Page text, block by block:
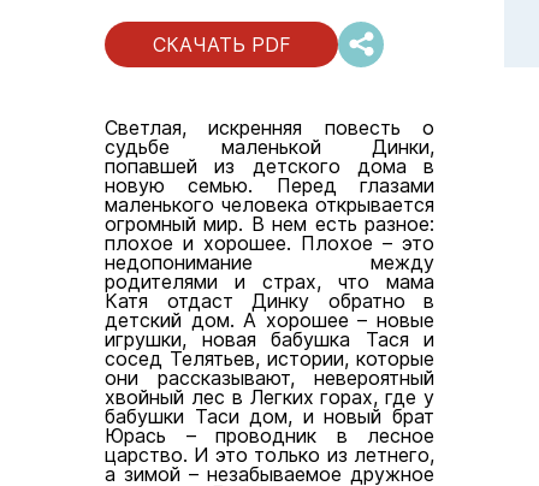
СКАЧАТЬ PDF
Светлая, искренняя повесть о
судьбе маленькой Динки,
попавшей из детского дома в
новую семью. Перед глазами
маленького человека открывается
огромный мир. В нем есть разное:
плохое и хорошее. Плохое – это
недопонимание между
родителями и страх, что мама
Катя отдаст Динку обратно в
детский дом. А хорошее – новые
игрушки, новая бабушка Тася и
сосед Телятьев, истории, которые
они рассказывают, невероятный
хвойный лес в Легких горах, где у
бабушки Таси дом, и новый брат
Юрась – проводник в лесное
царство. И это только из летнего,
а зимой – незабываемое дружное